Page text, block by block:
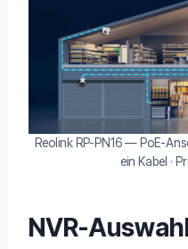
Reolink RP-PN16 — PoE-
ein Kabel ·
NVR-